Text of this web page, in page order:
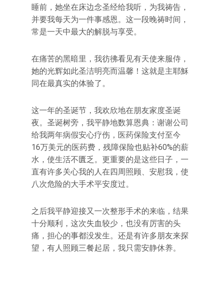
睡前，她坐在床边念圣经给我听，为我祷告，
并要我每天为一件事感恩。这一段晚祷时间，
常是一天中最大的解脱与享受。
在痛苦的黑暗里，我彷彿看见有天使来服侍，
她的光辉如此圣洁明亮而温馨！这就是主耶穌
同在最真实的体验了。
这一年的圣诞节，我欢欣地在朋友家度圣诞
夜。圣诞树旁，我平静地数算恩典：谢谢公司
给我两年病假安心疗伤，医药保险支付至今
16万美元的医药费，残障保险也贴补60%的薪
水，使生活不匱乏。更重要的是这些日子，一
直有许多关心我的人在四周照顾、安慰我，使
八次危险的大手术平安度过。
之后我平静迎接又一次整形手术的来临，结果
十分顺利，这次失血较少，也没有厉害的头
痛，担心的事都没发生。还是有许多朋友来探
望，有人照顾三餐起居，我只需安静休养。